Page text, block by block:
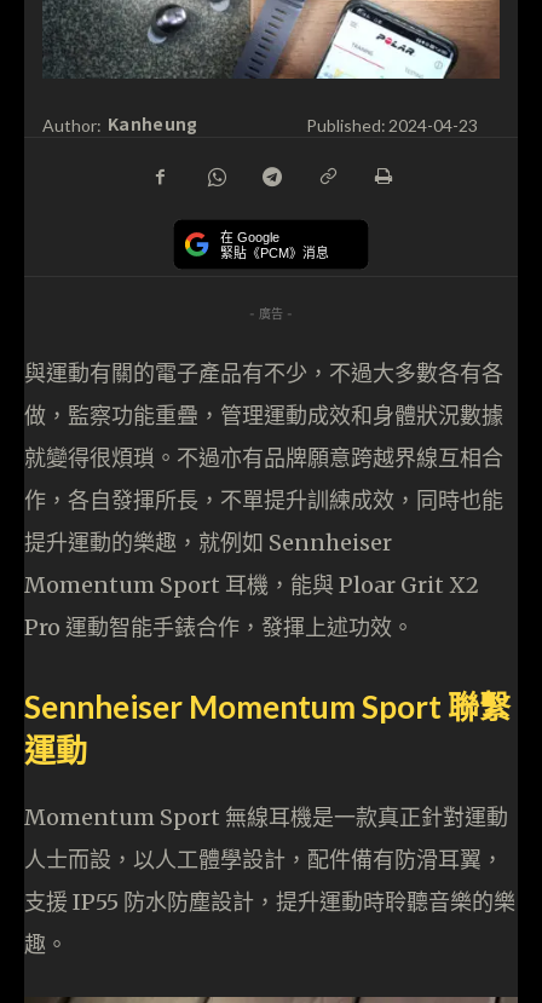
Author: Kanheung Published: 2024-04-23
在 Google
緊貼《PCM》消息
- 廣告 -
與運動有關的電子產品有不少，不過大多數各有各
做，監察功能重疊，管理運動成效和身體狀況數據
就變得很煩瑣。不過亦有品牌願意跨越界線互相合
作，各自發揮所長，不單提升訓練成效，同時也能
提升運動的樂趣，就例如 Sennheiser
Momentum Sport 耳機，能與 Ploar Grit X2
Pro 運動智能手錶合作，發揮上述功效。
Sennheiser Momentum Sport 聯繫
運動
Momentum Sport 無線耳機是一款真正針對運動
人士而設，以人工體學設計，配件備有防滑耳翼，
支援 IP55 防水防塵設計，提升運動時聆聽音樂的樂
趣。